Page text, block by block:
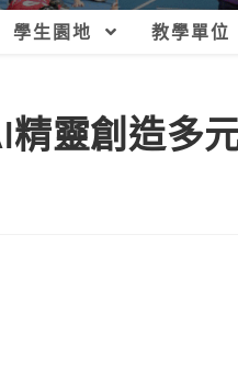
學生園地 教學單位
精靈創造多